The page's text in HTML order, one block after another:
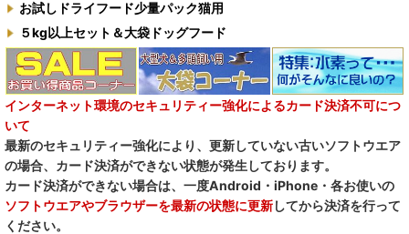
M.Y Forest推奨品
フォルツァ10犬キャンペーン
一口笑 Ikkosho
デイリーディライト DAILY DELIGHT
RENA DOG レナドッグ
PetO’CERA ペットセラ
お試しドライフード少量パック猫用
５kg以上セット＆大袋ドッグフード
インターネット環境のセキュリティー強化によるカード決済不可につ
いて
最新のセキュリティー強化により、更新していない古いソフトウエア
の場合、カード決済ができない状態が発生しております。
カード決済ができない場合は、一度Android・iPhone・各お使いの
ソフトウエアやブラウザーを最新の状態に更新してから決済を行って
ください。